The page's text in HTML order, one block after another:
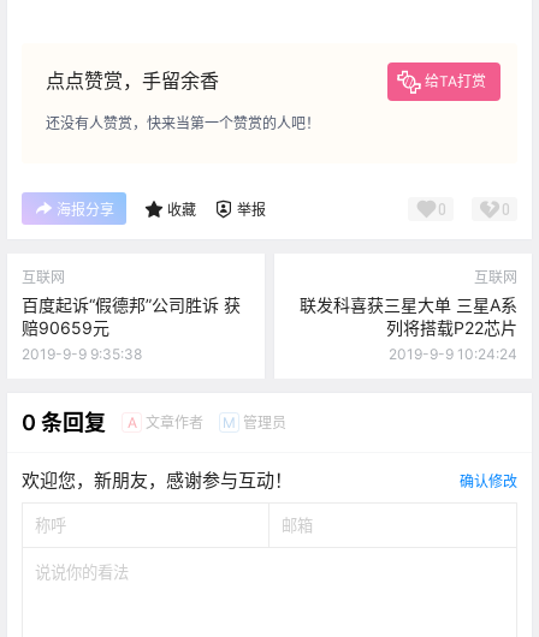
点点赞赏，手留余香 给TA打赏
还没有人赞赏，快来当第一个赞赏的人吧！
海报分享 收藏 举报 0 0
互联网
百度起诉“假德邦”公司胜诉 获
赔90659元
2019-9-9 9:35:38
互联网
联发科喜获三星大单 三星A系
列将搭载P22芯片
2019-9-9 10:24:24
0 条回复 A 文章作者 M 管理员
欢迎您，新朋友，感谢参与互动！ 确认修改